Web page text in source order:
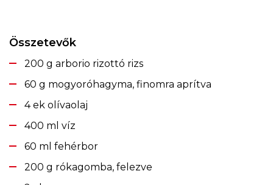
Összetevők
200 g arborio rizottó rizs
60 g mogyoróhagyma, finomra aprítva
4 ek olívaolaj
400 ml víz
60 ml fehérbor
200 g rókagomba, felezve